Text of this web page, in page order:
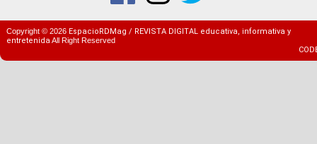
Copyright © 2026 EspacioRDMag / REVISTA DIGITAL educativa, informativa y
entretenidaAll Right Reserved